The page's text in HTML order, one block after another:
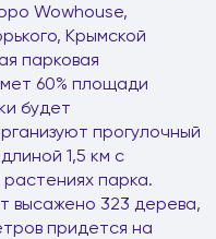
Wowhouse,
Крымской
парковая
60% площади
будет
прогулочный
1,5 км с
парка.
высажено 323 дерева,
придется на